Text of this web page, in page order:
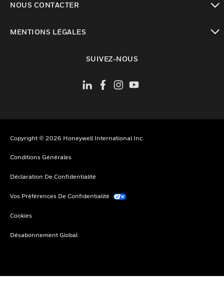
NOUS CONTACTER
MENTIONS LÉGALES
SUIVEZ-NOUS
Copyright © 2026 Honeywell International Inc.
Conditions Générales
Déclaration De Confidentialité
Vos Préférences De Confidentialité
Cookies
Désabonnement Global